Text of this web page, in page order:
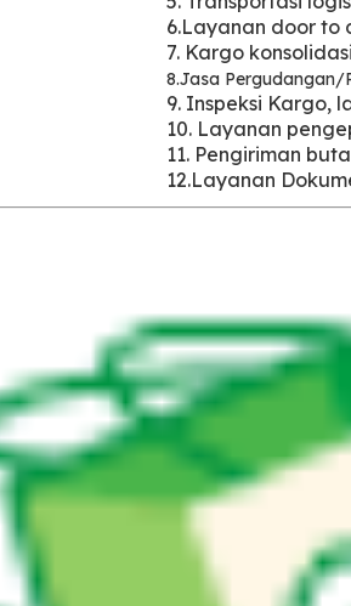
6.Layanan door to
7. Kargo
8.Jasa Pergudangan/
9. Inspeksi Kargo,
10. Layanan
11. Pengiriman
12.Layanan